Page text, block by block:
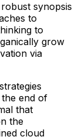
synopsis
to
to
grow
via
end of
that
the
cloud